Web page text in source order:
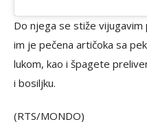
Do njega se stiže vijugavim
im je pečena artičoka sa
lukom, kao i špagete
i bosiljku.
(RTS/MONDO)